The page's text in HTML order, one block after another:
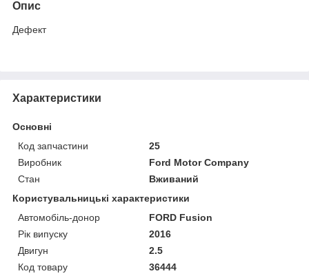
Опис
Дефект
Характеристики
Основні
Код запчастини
25
Виробник
Ford Motor Company
Стан
Вживаний
Користувальницькі характеристики
Автомобіль-донор
FORD Fusion
Рік випуску
2016
Двигун
2.5
Код товару
36444